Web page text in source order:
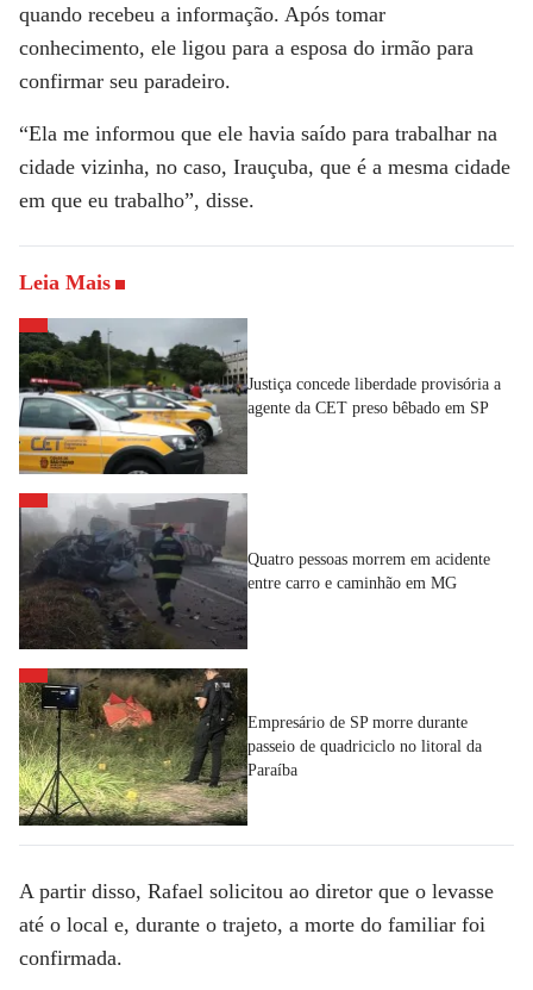
quando recebeu a informação. Após tomar
conhecimento, ele ligou para a esposa do irmão para
confirmar seu paradeiro.
“Ela me informou que ele havia saído para trabalhar na
cidade vizinha, no caso, Irauçuba, que é a mesma cidade
em que eu trabalho”, disse.
Leia Mais
Justiça concede liberdade provisória a
agente da CET preso bêbado em SP
Quatro pessoas morrem em acidente
entre carro e caminhão em MG
Empresário de SP morre durante
passeio de quadriciclo no litoral da
Paraíba
A partir disso, Rafael solicitou ao diretor que o levasse
até o local e, durante o trajeto, a morte do familiar foi
confirmada.